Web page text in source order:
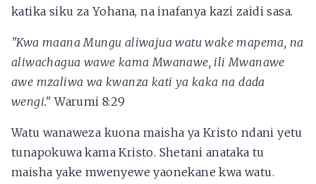
katika siku za Yohana, na inafanya kazi zaidi sasa.
"Kwa maana Mungu aliwajua watu wake mapema, na
aliwachagua wawe kama Mwanawe, ili Mwanawe
awe mzaliwa wa kwanza kati ya kaka na dada
wengi." Warumi 8:29
Watu wanaweza kuona maisha ya Kristo ndani yetu
tunapokuwa kama Kristo. Shetani anataka tu
maisha yake mwenyewe yaonekane kwa watu.